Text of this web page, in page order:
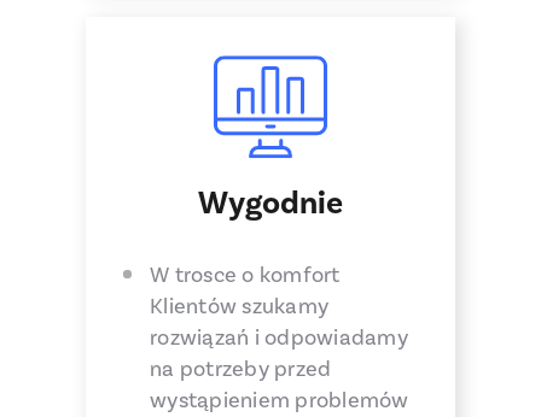
Wygodnie
W trosce o komfort
Klientów szukamy
rozwiązań i odpowiadamy
na potrzeby przed
wystąpieniem problemów